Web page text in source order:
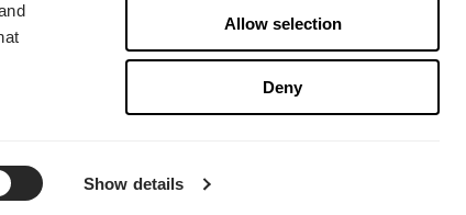
Show details
Allow selection
Deny